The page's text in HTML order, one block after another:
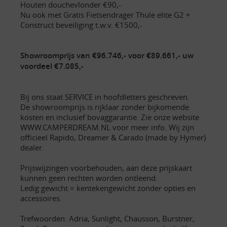
Houten douchevlonder €90,-
Nu ook met Gratis Fietsendrager Thule elite G2 +
Construct beveiliging t.w.v. €1500,-
Showroomprijs van €96.746,- voor €89.661,- uw
voordeel €7.085,-
Bij ons staat SERVICE in hoofdletters geschreven.
De showroomprijs is rijklaar zonder bijkomende
kosten en inclusief bovaggarantie. Zie onze website
WWW.CAMPERDREAM.NL voor meer info. Wij zijn
officieel Rapido, Dreamer & Carado (made by Hymer)
dealer.
Prijswijzingen voorbehouden, aan deze prijskaart
kunnen geen rechten worden ontleend.
Ledig gewicht = kentekengewicht zonder opties en
accessoires.
Trefwoorden: Adria, Sunlight, Chausson, Burstner,